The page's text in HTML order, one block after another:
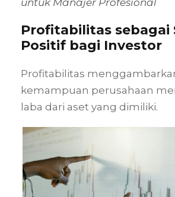
untuk Manajer Profesional
Profitabilitas sebagai
Positif bagi Investor
Profitabilitas
kemampuan perusahaan
laba dari aset yang dimiliki.